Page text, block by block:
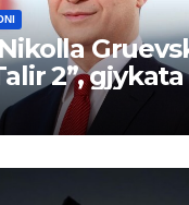
2”,
ndërtimin e
të selisë së